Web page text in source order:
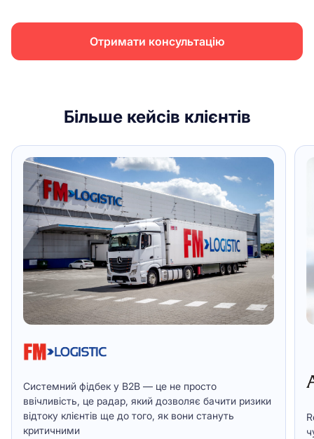
Отримати консультацію
Системний фідбек у B2B — це не просто
ввічливість, це радар, який дозволяє бачити ризики
відтоку клієнтів ще до того, як вони стануть
критичними
Більше кейсів клієнтів